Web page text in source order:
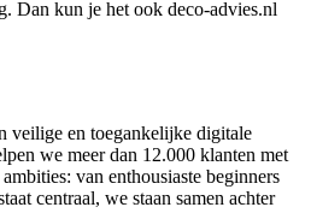
Dan kun je het ook deco-advies.nl
veilige en toegankelijke digitale
we meer dan 12.000 klanten met
van enthousiaste beginners
centraal, we staan samen achter